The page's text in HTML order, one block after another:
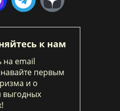
к нам
на email
первым
и о
выгодных